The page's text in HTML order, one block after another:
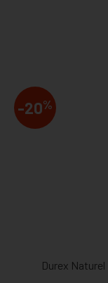
-20%
Durex